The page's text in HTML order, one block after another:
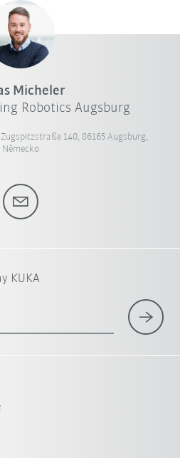
Micheler
Robotics Augsburg
140, 86165 Augsburg,
Německo
KUKA